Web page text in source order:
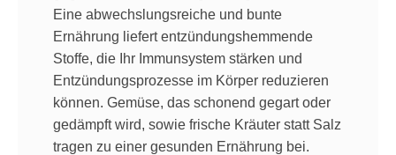
Eine abwechslungsreiche und bunte
Ernährung liefert entzündungshemmende
Stoffe, die Ihr Immunsystem stärken und
Entzündungsprozesse im Körper reduzieren
können. Gemüse, das schonend gegart oder
gedämpft wird, sowie frische Kräuter statt Salz
tragen zu einer gesunden Ernährung bei.